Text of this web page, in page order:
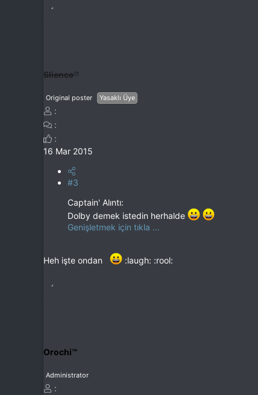
Slience™
Original poster Yasaklı Üye
16 Mar 2015
#3
Captain' Alıntı:
Dolby demek istedin herhalde
Genişletmek için tıkla ...
Heh işte ondan :laugh: :rool:
Orochi™
Administrator